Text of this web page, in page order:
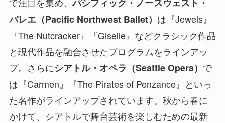
パシフィック・ノースウェスト・
バレエ（Pacific Northwest Ballet） は『Jewels』
『The Nutcracker』『Giselle』などクラシック作品
と現代作品を融合させたプログラムをラインアッ
プ。さらにシアトル・オペラ（Seattle Opera） で
は『Carmen』『The Pirates of Penzance』といっ
た名作がラインアップされています。秋から春に
かけて、シアトルで舞台芸術を楽しむための最新